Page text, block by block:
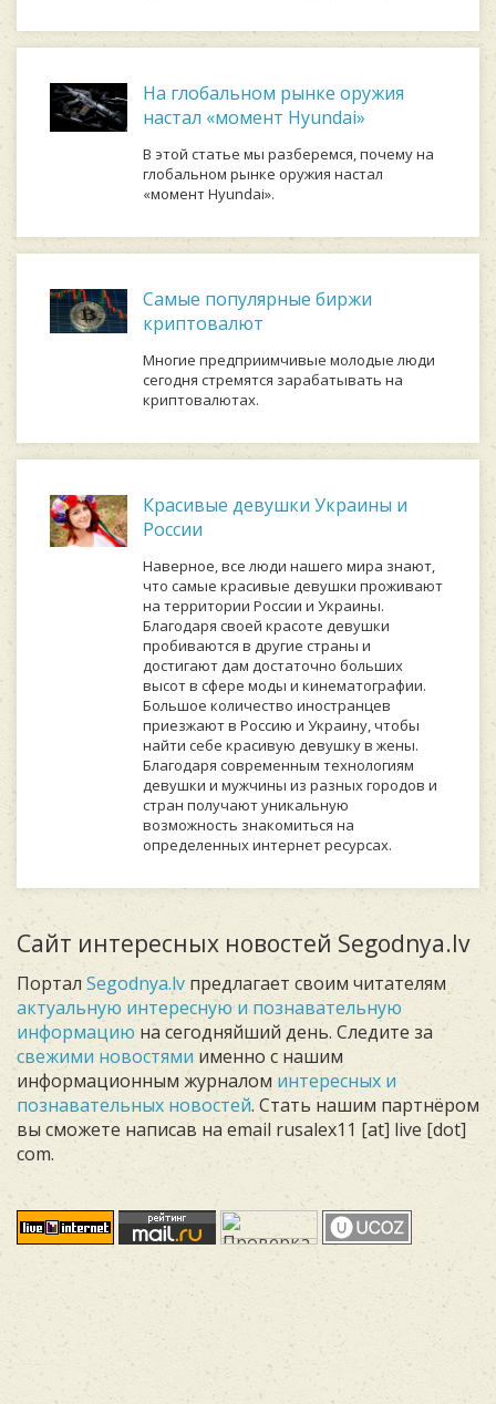
На глобальном рынке оружия
настал «момент Hyundai»
В этой статье мы разберемся, почему на
глобальном рынке оружия настал
«момент Hyundai».
Самые популярные биржи
криптовалют
Многие предприимчивые молодые люди
сегодня стремятся зарабатывать на
криптовалютах.
Красивые девушки Украины и
России
Наверное, все люди нашего мира знают,
что самые красивые девушки проживают
на территории России и Украины.
Благодаря своей красоте девушки
пробиваются в другие страны и
достигают дам достаточно больших
высот в сфере моды и кинематографии.
Большое количество иностранцев
приезжают в Россию и Украину, чтобы
найти себе красивую девушку в жены.
Благодаря современным технологиям
девушки и мужчины из разных городов и
стран получают уникальную
возможность знакомиться на
определенных интернет ресурсах.
Сайт интересных новостей Segodnya.lv
ПорталSegodnya.lv предлагает своим читателям
актуальную интересную и познавательную
информацию на сегодняйший день. Следите за
свежими новостями именно с нашим
информационным журналом интересных и
познавательных новостей. Стать нашим партнёром
вы сможете написав на email rusalex11 [at] live [dot]
com.